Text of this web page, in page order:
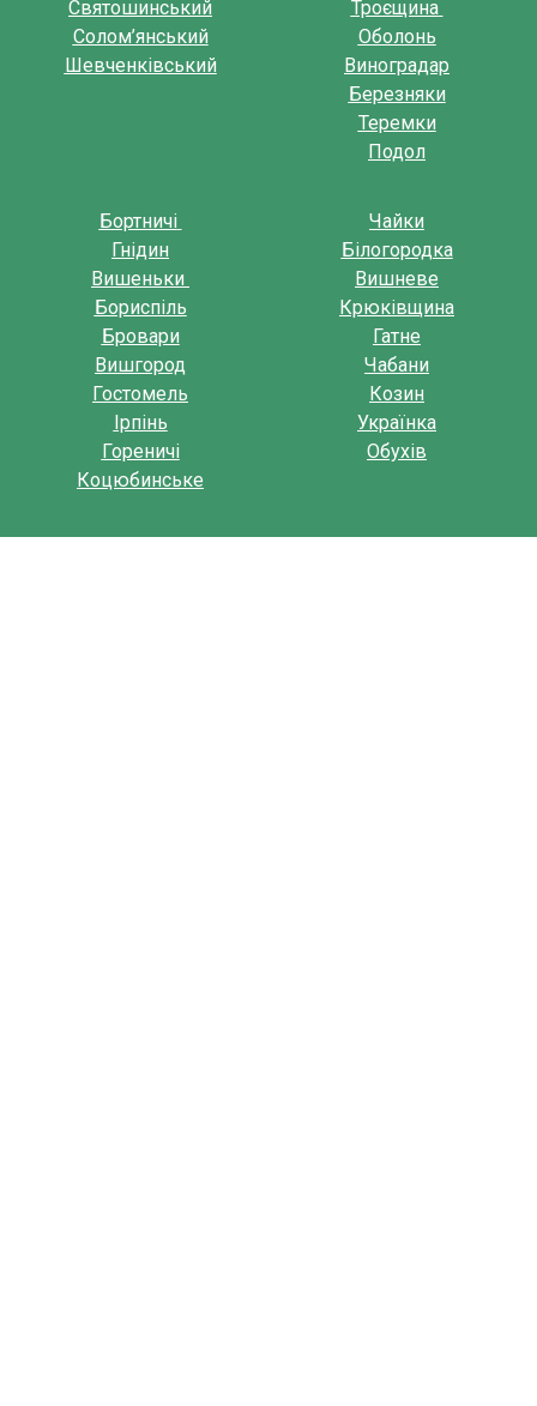
Святошинський
Солом’янський
Шевченківський
Троєщина
Оболонь
Виноградар
Березняки
Теремки
Подол
Бортничі
Гнідин
Вишеньки
Бориспіль
Бровари
Вишгород
Гостомель
Ірпінь
Гореничі
Коцюбинське
Чайки
Білогородка
Вишневе
Крюківщина
Гатне
Чабани
Козин
Українка
Обухів